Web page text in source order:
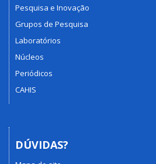
Pesquisa e Inovação
Grupos de Pesquisa
Laboratórios
Núcleos
Periódicos
CAHIS
DÚVIDAS?